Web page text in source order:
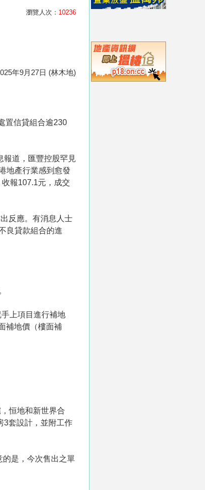
瀏覽人次： 10236
年9月27日 (林木地)
置信貸組合逾230
報道，匯豐控股罕見
地產行業感到愈發
報107.1元，成交
反應。有消息人士
良貸款組合的進
上項目進行補地
補地價（樓面補
恒地和新世界合
3套設計，並附工作
的是，今次售出之單